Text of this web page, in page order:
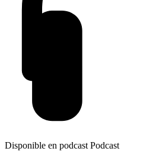
Disponible en podcast Podcast